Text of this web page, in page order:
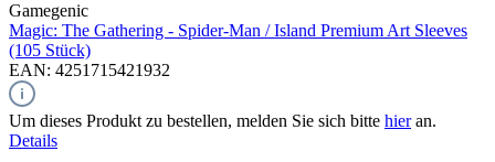
Gamegenic
Magic: The Gathering - Spider-Man / Island Premium Art Sleeves
(105 Stück)
EAN: 4251715421932
Um dieses Produkt zu bestellen, melden Sie sich bitte hieran.
Details